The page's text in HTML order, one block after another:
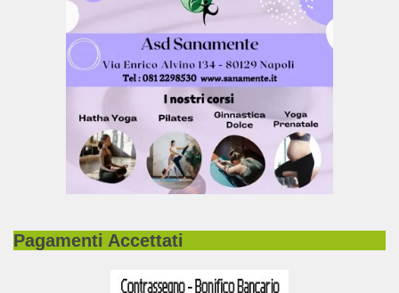
Pagamenti Accettati